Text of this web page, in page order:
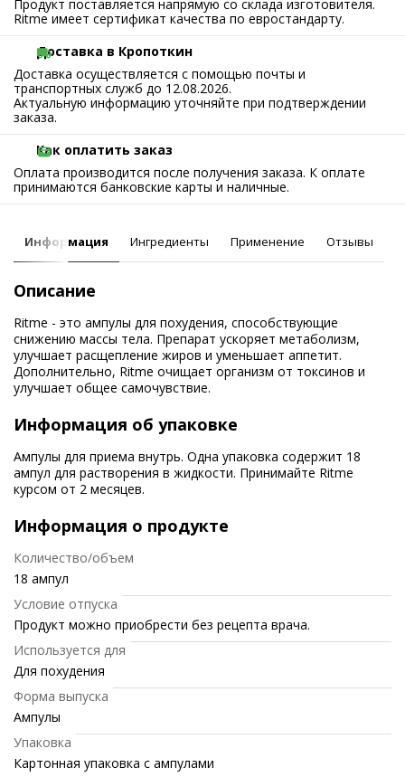
Продукт поставляется напрямую со склада изготовителя.
Ritme имеет сертификат качества по евростандарту.
Доставка в Кропоткин
Доставка осуществляется с помощью почты и
транспортных служб до 12.08.2026.
Актуальную информацию уточняйте при подтверждении
заказа.
Как оплатить заказ
Оплата производится после получения заказа. К оплате
принимаются банковские карты и наличные.
Информация Ингредиенты Применение Отзывы
Описание
Ritme - это ампулы для похудения, способствующие
снижению массы тела. Препарат ускоряет метаболизм,
улучшает расщепление жиров и уменьшает аппетит.
Дополнительно, Ritme очищает организм от токсинов и
улучшает общее самочувствие.
Информация об упаковке
Ампулы для приема внутрь. Одна упаковка содержит 18
ампул для растворения в жидкости. Принимайте Ritme
курсом от 2 месяцев.
Информация о продукте
Количество/объем
18 ампул
Условие отпуска
Продукт можно приобрести без рецепта врача.
Используется для
Для похудения
Форма выпуска
Ампулы
Упаковка
Картонная упаковка с ампулами